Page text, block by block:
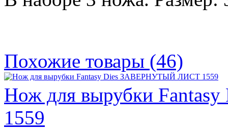
Похожие товары (46)
Нож для вырубки
1559